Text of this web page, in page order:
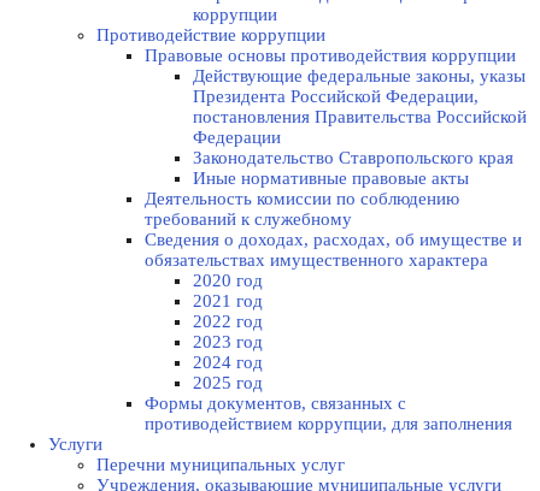
коррупции
Противодействие коррупции
Правовые основы противодействия коррупции
Действующие федеральные законы, указы
Президента Российской Федерации,
постановления Правительства Российской
Федерации
Законодательство Ставропольского края
Иные нормативные правовые акты
Деятельность комиссии по соблюдению
требований к служебному
Сведения о доходах, расходах, об имуществе и
обязательствах имущественного характера
2020 год
2021 год
2022 год
2023 год
2024 год
2025 год
Формы документов, связанных с
противодействием коррупции, для заполнения
Услуги
Перечни муниципальных услуг
Учреждения, оказывающие муниципальные услуги